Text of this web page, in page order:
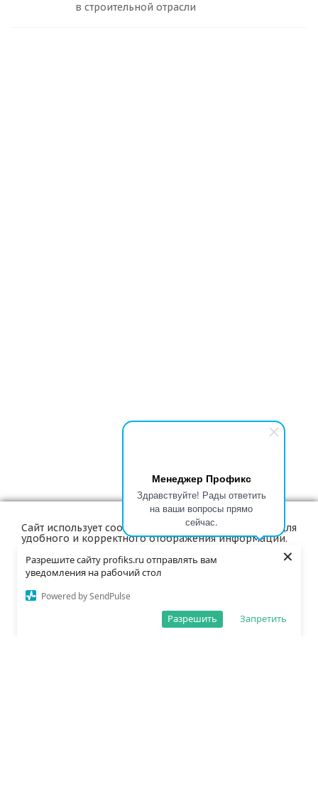
Разрешите сайту profiks.ru отправлять вам
уведомления на рабочий стол
Powered by SendPulse
Запретить
Разрешить
×
Менеджер Профикс
Здравствуйте! Рады ответить
на ваши вопросы прямо
сейчас.
в строительной отрасли
Компания
Сайт использует cookie и аналогичные технологии для
удобного и корректного отображения информации.
использованием.